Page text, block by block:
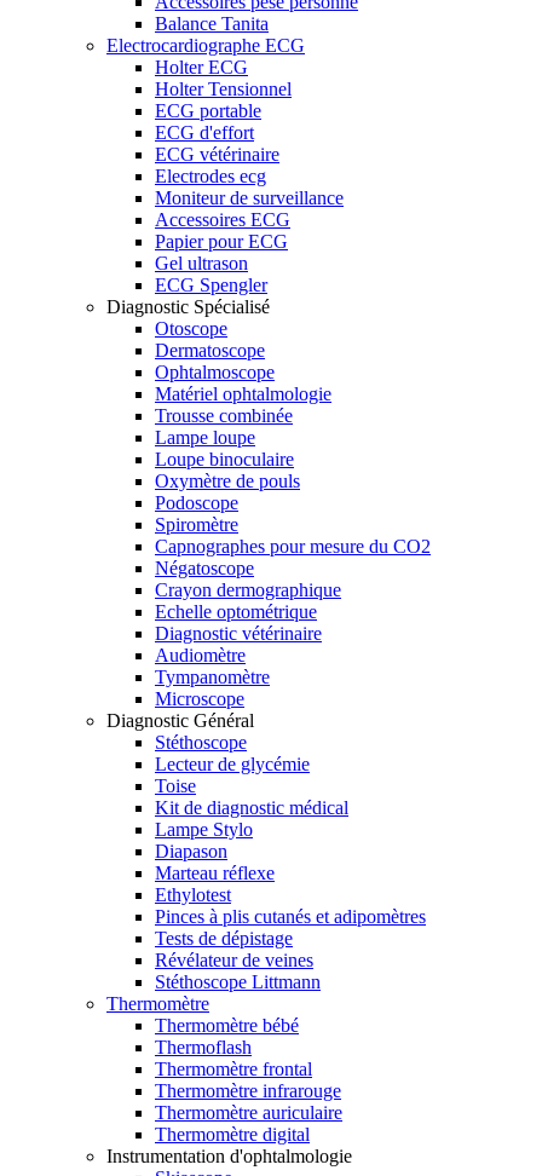
Balance Tanita
Electrocardiographe ECG
Holter ECG
Holter Tensionnel
ECG portable
ECG d'effort
ECG vétérinaire
Electrodes ecg
Moniteur de surveillance
Accessoires ECG
Papier pour ECG
Gel ultrason
ECG Spengler
Diagnostic Spécialisé
Otoscope
Dermatoscope
Ophtalmoscope
Matériel ophtalmologie
Trousse combinée
Lampe loupe
Loupe binoculaire
Oxymètre de pouls
Podoscope
Spiromètre
Capnographes pour mesure du CO2
Négatoscope
Crayon dermographique
Echelle optométrique
Diagnostic vétérinaire
Audiomètre
Tympanomètre
Microscope
Diagnostic Général
Stéthoscope
Lecteur de glycémie
Toise
Kit de diagnostic médical
Lampe Stylo
Diapason
Marteau réflexe
Ethylotest
Pinces à plis cutanés et adipomètres
Tests de dépistage
Révélateur de veines
Stéthoscope Littmann
Thermomètre
Thermomètre bébé
Thermoflash
Thermomètre frontal
Thermomètre infrarouge
Thermomètre auriculaire
Thermomètre digital
Instrumentation d'ophtalmologie